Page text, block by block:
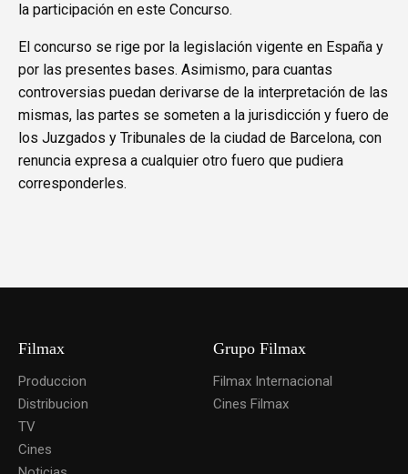
la participación en este Concurso.
El concurso se rige por la legislación vigente en España y
por las presentes bases. Asimismo, para cuantas
controversias puedan derivarse de la interpretación de las
mismas, las partes se someten a la jurisdicción y fuero de
los Juzgados y Tribunales de la ciudad de Barcelona, con
renuncia expresa a cualquier otro fuero que pudiera
corresponderles.
Filmax
Produccion
Distribucion
TV
Cines
Grupo Filmax
Filmax Internacional
Cines Filmax